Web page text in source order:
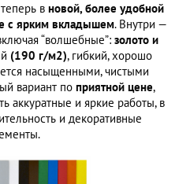
в новой, более удобной
с ярким вкладышем. Внутри —
“волшебные”: золото и
(190 г/м2), гибкий, хорошо
насыщенными, чистыми
вариант по приятной цене,
аккуратные и яркие работы, в
и декоративные